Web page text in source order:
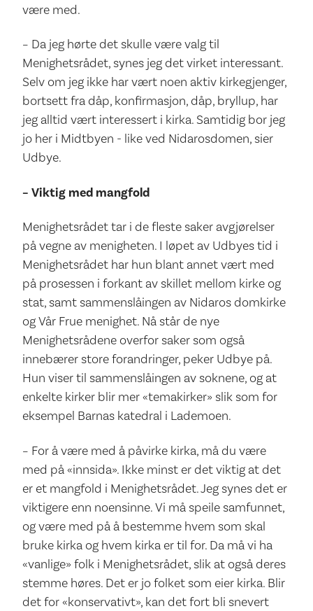
være med.
– Da jeg hørte det skulle være valg til
Menighetsrådet, synes jeg det virket interessant.
Selv om jeg ikke har vært noen aktiv kirkegjenger,
bortsett fra dåp, konfirmasjon, dåp, bryllup, har
jeg alltid vært interessert i kirka. Samtidig bor jeg
jo her i Midtbyen - like ved Nidarosdomen, sier
Udbye.
– Viktig med mangfold
Menighetsrådet tar i de fleste saker avgjørelser
på vegne av menigheten. I løpet av Udbyes tid i
Menighetsrådet har hun blant annet vært med
på prosessen i forkant av skillet mellom kirke og
stat, samt sammenslåingen av Nidaros domkirke
og Vår Frue menighet. Nå står de nye
Menighetsrådene overfor saker som også
innebærer store forandringer, peker Udbye på.
Hun viser til sammenslåingen av soknene, og at
enkelte kirker blir mer «temakirker» slik som for
eksempel Barnas katedral i Lademoen.
– For å være med å påvirke kirka, må du være
med på «innsida». Ikke minst er det viktig at det
er et mangfold i Menighetsrådet. Jeg synes det er
viktigere enn noensinne. Vi må speile samfunnet,
og være med på å bestemme hvem som skal
bruke kirka og hvem kirka er til for. Da må vi ha
«vanlige» folk i Menighetsrådet, slik at også deres
stemme høres. Det er jo folket som eier kirka. Blir
det for «konservativt», kan det fort bli snevert